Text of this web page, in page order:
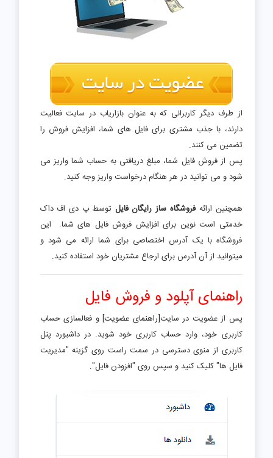
از طرف دیگر کاربرانی که به عنوان بازاریاب در سایت فعالیت
دارند، با جذب مشتری برای فایل های شما، افزایش فروش را
تضمین می کنند.
پس از فروش فایل شما، مبلغ دریافتی به حساب شما واریز می
شود و می توانید در هر هنگام درخواست واریز وجه کنید.
همچنین ارائهفروشگاه ساز رایگان فایلتوسط پ دی اف داک
خدمتی است نوین برای افزایش فروش فایل های شما. این
فروشگاه با یک آدرس اختصاصی برای شما ارائه می شود و
میتوانید از آن آدرس برای ارجاع مشتریان خود استفاده کنید.
راهنمای آپلود و فروش فایل
پس از عضویت در سایت[راهنمای عضویت]و فعالسازی حساب
کاربری خود، وارد حساب کاربری خود شوید. در داشبورد پنل
کاربری از منوی دسترسی در سمت راست روی گزینه "مدیریت
فایل ها" کلیک کنید و سپس روی "افزودن فایل".